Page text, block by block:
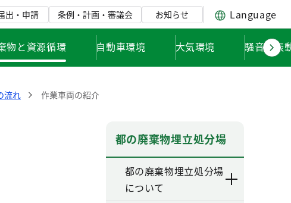
出・申請 条例・計画・審議会 お知らせ Language
物と資源循環 自動車環境 大気環境 騒音・振
流れ 作業車両の紹介
都の廃棄物埋立処分場
都の廃棄物埋立処分場
について